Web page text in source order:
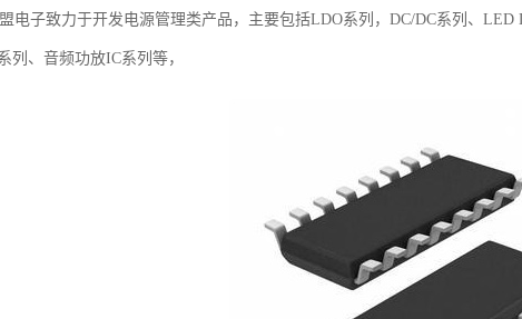
电子致力于开发电源管理类产品，主要包括LDO系列，DC/DC系列、LED
列、音频功放IC系列等，